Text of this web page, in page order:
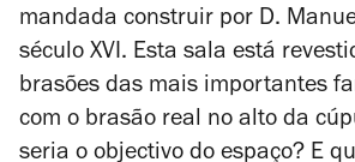
mandada construir por D.
século XVI. Esta sala está
brasões das mais importantes
com o brasão real no alto da
seria o objectivo do espaço? E